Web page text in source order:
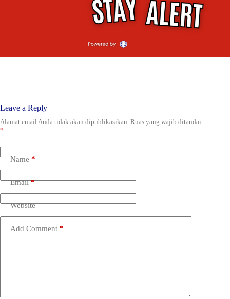
Leave a Reply
Alamat email Anda tidak akan dipublikasikan. Ruas yang wajib ditandai
*
Name*
Email*
Website
Add Comment *